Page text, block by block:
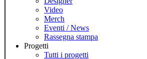
Video
Merch
Eventi / News
Rassegna stampa
Progetti
Tutti i progetti